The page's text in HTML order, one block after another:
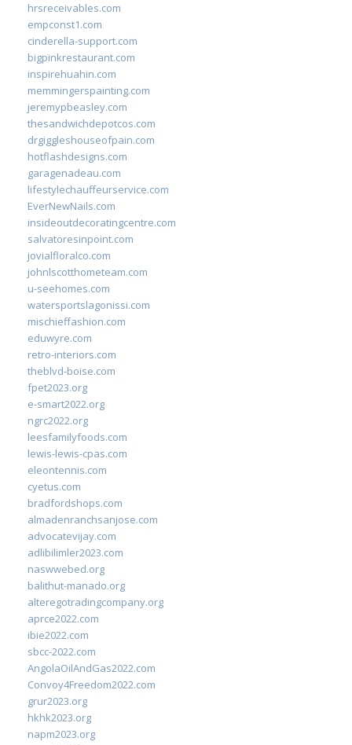
hrsreceivables.com
empconst1.com
cinderella-support.com
bigpinkrestaurant.com
inspirehuahin.com
memmingerspainting.com
jeremypbeasley.com
thesandwichdepotcos.com
drgiggleshouseofpain.com
hotflashdesigns.com
garagenadeau.com
lifestylechauffeurservice.com
EverNewNails.com
insideoutdecoratingcentre.com
salvatoresinpoint.com
jovialfloralco.com
johnlscotthometeam.com
u-seehomes.com
watersportslagonissi.com
mischieffashion.com
eduwyre.com
retro-interiors.com
theblvd-boise.com
fpet2023.org
e-smart2022.org
ngrc2022.org
leesfamilyfoods.com
lewis-lewis-cpas.com
eleontennis.com
cyetus.com
bradfordshops.com
almadenranchsanjose.com
advocatevijay.com
adlibilimler2023.com
naswwebed.org
balithut-manado.org
alteregotradingcompany.org
aprce2022.com
ibie2022.com
sbcc-2022.com
AngolaOilAndGas2022.com
Convoy4Freedom2022.com
grur2023.org
hkhk2023.org
napm2023.org